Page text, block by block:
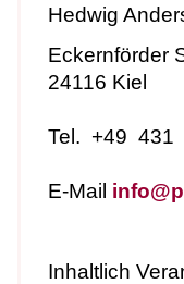
Hedwig
Eckernförder
24116 Kiel
Tel. +49 431
E-Mail
Inhaltlich